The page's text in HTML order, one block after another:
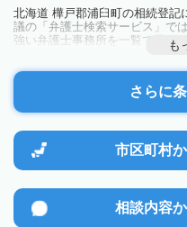
北海道 樺戸郡浦臼町の相続登記
議の「弁護士検索サービス」で
強い弁護士事務所を一覧で見る
みを抱えている方は一度近隣の
も
さらに
市区町村
相談内容